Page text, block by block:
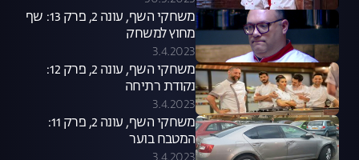
משחקי השף, עונה 2, פרק 13: שף
מחוץ למשחק
3.4.2023
משחקי השף, עונה 2, פרק 12:
נקודת רתיחה
3.4.2023
משחקי השף, עונה 2, פרק 11:
המטבח בוער